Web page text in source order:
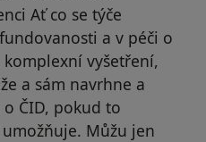
Ať co se týče
a v péči o
vyšetření,
a sám navrhne a
ČID, pokud to
Můžu jen